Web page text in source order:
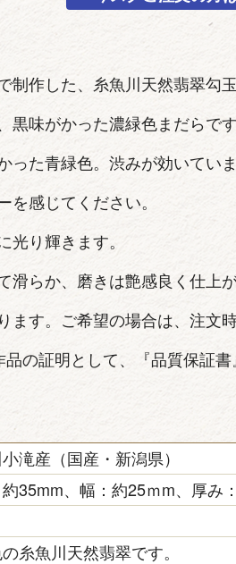
制作した、糸魚川天然翡翠勾玉
黒味がかった濃緑色まだらです
った青緑色。渋みが効いていま
感じてください。
り輝きます。
滑らか、磨きは艶感良く仕上が
ます。ご希望の場合は、注文
の証明として、『品質保証書
滝産（国産・新潟県）
35mm、幅：約25ｍm、厚み
糸魚川天然翡翠です。